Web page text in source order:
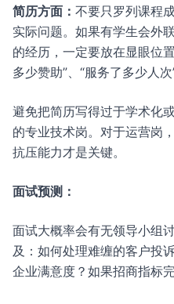
简历方面： 不要只罗列课程
实际问题。如果有学生会外
的经历，一定要放在显眼位
多少赞助”、“服务了多少人次
避免把简历写得过于学术化
的专业技术岗。对于运营岗
抗压能力才是关键。
面试预测：
面试大概率会有无领导小组
及：如何处理难缠的客户投
企业满意度？如果招商指标